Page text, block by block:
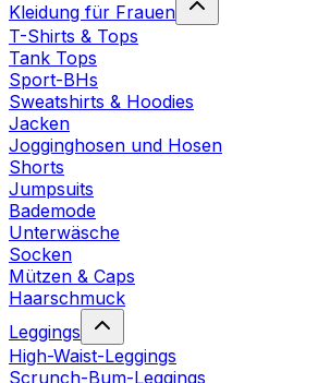
Kleidung für Frauen
T-Shirts & Tops
Tank Tops
Sport-BHs
Sweatshirts & Hoodies
Jacken
Jogginghosen und Hosen
Shorts
Jumpsuits
Bademode
Unterwäsche
Socken
Mützen & Caps
Haarschmuck
Leggings
High-Waist-Leggings
Scrunch-Bum-Leggings